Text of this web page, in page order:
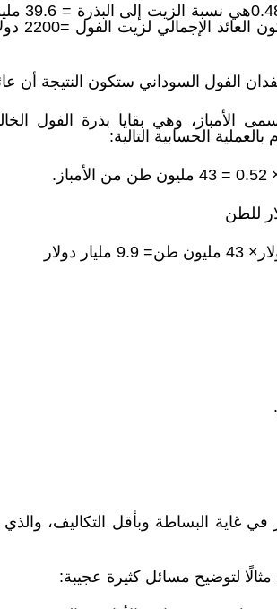
0.7 هي
السوداني ستكون النتيجة أن عائدات
تسمى الأمباز، وهي بقايا بذرة الفول
الحسابية التالية:
لتوضيح مسائل كثيرة عجيبة: